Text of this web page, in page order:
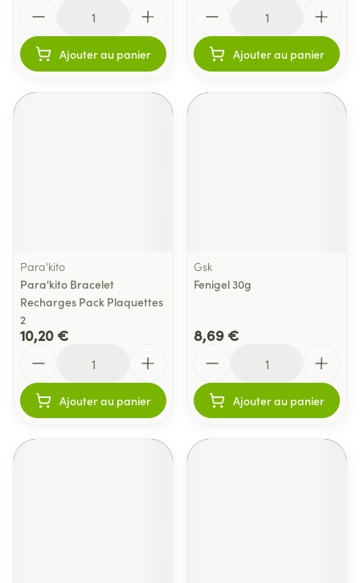
Ajouter au panier Ajouter au panier
Para'kito
Para'kito Bracelet
Recharges Pack Plaquettes
2
10,20 €
Ajouter au panier
Gsk
Fenigel 30g
8,69 €
Ajouter au panier